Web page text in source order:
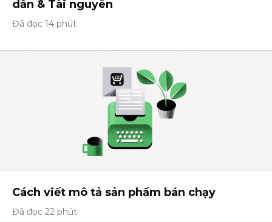
dẫn & Tài nguyên
Đã đọc 14 phút
Cách viết mô tả sản phẩm bán chạy
Đã đọc 22 phút